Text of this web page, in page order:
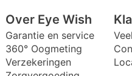
Over Eye Wish
Garantie en service
360° Oogmeting
Verzekeringen